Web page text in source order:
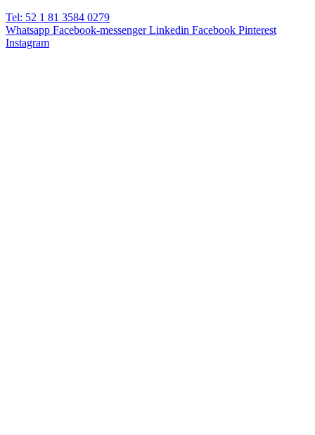
Tel: 52 1 81 3584 0279
Whatsapp Facebook-messenger Linkedin Facebook Pinterest
Instagram